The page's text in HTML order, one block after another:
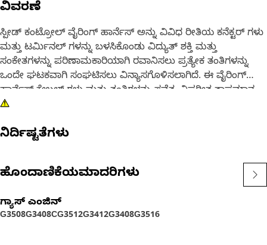
ವಿವರಣೆ
ಸ್ಪೀಡ್ ಕಂಟ್ರೋಲ್ ವೈರಿಂಗ್ ಹಾರ್ನೆಸ್ ಅನ್ನು ವಿವಿಧ ರೀತಿಯ ಕನೆಕ್ಟರ್ ಗಳು
ಮತ್ತು ಟರ್ಮಿನಲ್ ಗಳನ್ನು ಬಳಸಿಕೊಂಡು ವಿದ್ಯುತ್ ಶಕ್ತಿ ಮತ್ತು
ಸಂಕೇತಗಳನ್ನು ಪರಿಣಾಮಕಾರಿಯಾಗಿ ರವಾನಿಸಲು ಪ್ರತ್ಯೇಕ ತಂತಿಗಳನ್ನು
ಒಂದೇ ಘಟಕವಾಗಿ ಸಂಘಟಿಸಲು ವಿನ್ಯಾಸಗೊಳಿಸಲಾಗಿದೆ. ಈ ವೈರಿಂಗ್
ಹಾರ್ನೆಸ್ ಕೇಬಲ್ ಗಳು ಮತ್ತು ತಂತಿಗಳನ್ನು ಸವೆತ, ವಿಪರೀತ ತಾಪಮಾನ,
ತೇವಾಂಶ, ಧೂಳು ಮತ್ತು ಇತರ ಅಂಶಗಳಿಂದ ರಕ್ಷಿಸುತ್ತದೆ.
ವಿಶೇಷಣಗಳು:
• ಹೆಚ್ಚು ಸಂಘಟಿತ ಕೆಲಸದ ವಾತಾವರಣವನ್ನು ಒದಗಿಸುವುದು
ಕ್ಯಾಬಿನ್ ನಿಂದ ಕಂಟ್ರೋಲ್ ಬಾಕ್ಸ್ ಗೆ ಸಿಗ್ನಲ್ ಗಳನ್ನು ರವಾನಿಸಲು ಸ್ಪೀಡ್
ಕಂಟ್ರೋಲ್ ವೈರಿಂಗ್ ಹಾರ್ನೆಸ್ ಅನ್ನು ಬಳಸಲಾಗುತ್ತದೆ, ಇದು ಎಂಜಿನ್
ನಿರ್ದಿಷ್ಟತೆಗಳು
ಹೊಂದಾಣಿಕೆಯಮಾದರಿಗಳು
ಗ್ಯಾಸ್‌ ಎಂಜಿನ್
G3508G3408CG3512G3412G3408G3516